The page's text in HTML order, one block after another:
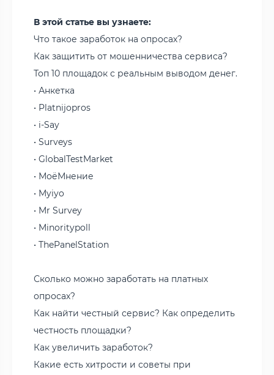
В этой статье вы узнаете:
Что такое заработок на опросах?
Как защитить от мошенничества сервиса?
Топ 10 площадок с реальным выводом денег.
• Анкетка
• Platnijopros
• i-Say
• Surveys
• GlobalTestMarket
• МоёМнение
• Myiyo
• Mr Survey
• Minoritypoll
• ThePanelStation
Сколько можно заработать на платных
опросах?
Как найти честный сервис? Как определить
честность площадки?
Как увеличить заработок?
Какие есть хитрости и советы при